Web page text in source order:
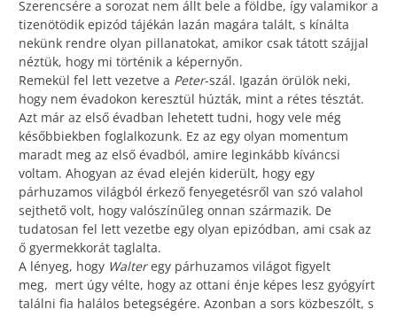
Szerencsére a sorozat nem állt bele a földbe, így valamikor a
tizenötödik epizód tájékán lazán magára talált, s kínálta
nekünk rendre olyan pillanatokat, amikor csak tátott szájjal
néztük, hogy mi történik a képernyőn.
Remekül fel lett vezetve a Peter-szál. Igazán örülök neki,
hogy nem évadokon keresztül húzták, mint a rétes tésztát.
Azt már az első évadban lehetett tudni, hogy vele még
későbbiekben foglalkozunk. Ez az egy olyan momentum
maradt meg az első évadból, amire leginkább kíváncsi
voltam. Ahogyan az évad elején kiderült, hogy egy
párhuzamos világból érkező fenyegetésről van szó valahol
sejthető volt, hogy valószínűleg onnan származik. De
tudatosan fel lett vezetbe egy olyan epizódban, ami csak az
ő gyermekkorát taglalta.
A lényeg, hogy Walteregy párhuzamos világot figyelt
meg, mert úgy vélte, hogy az ottani énje képes lesz gyógyírt
találni fia halálos betegségére. Azonban a sors közbeszólt, s